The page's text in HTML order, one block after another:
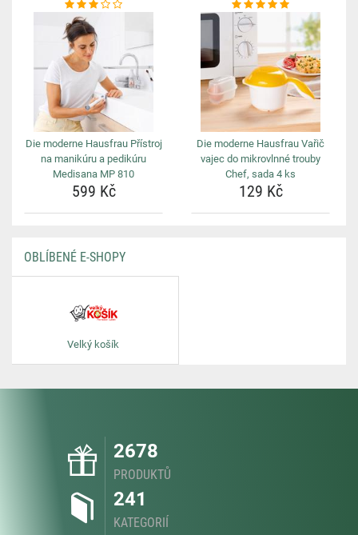
Die moderne Hausfrau Přístroj
na manikúru a pedikúru
Medisana MP 810
599 Kč
Die moderne Hausfrau Vařič
vajec do mikrovlnné trouby
Chef, sada 4 ks
129 Kč
OBLÍBENÉ E-SHOPY
Velký košík
2678
PRODUKTŮ
241
KATEGORIÍ